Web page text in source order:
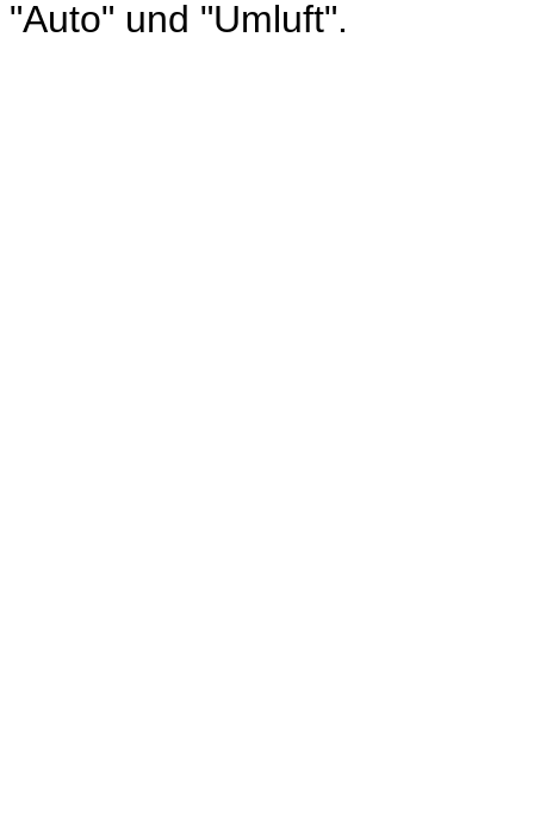
"Auto" und "Umluft".